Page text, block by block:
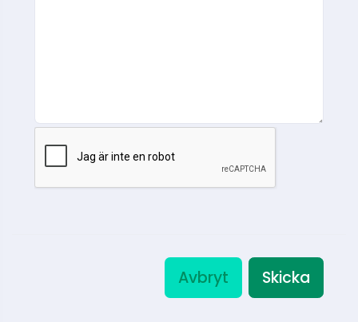
Avbryt